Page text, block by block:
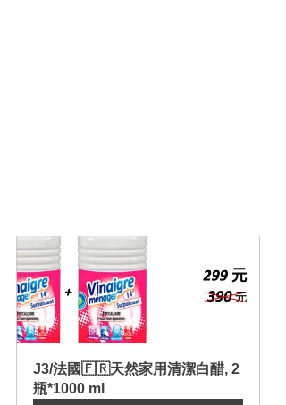
J3/法國🇫🇷天然家用清潔白醋, 2
瓶*1000 ml